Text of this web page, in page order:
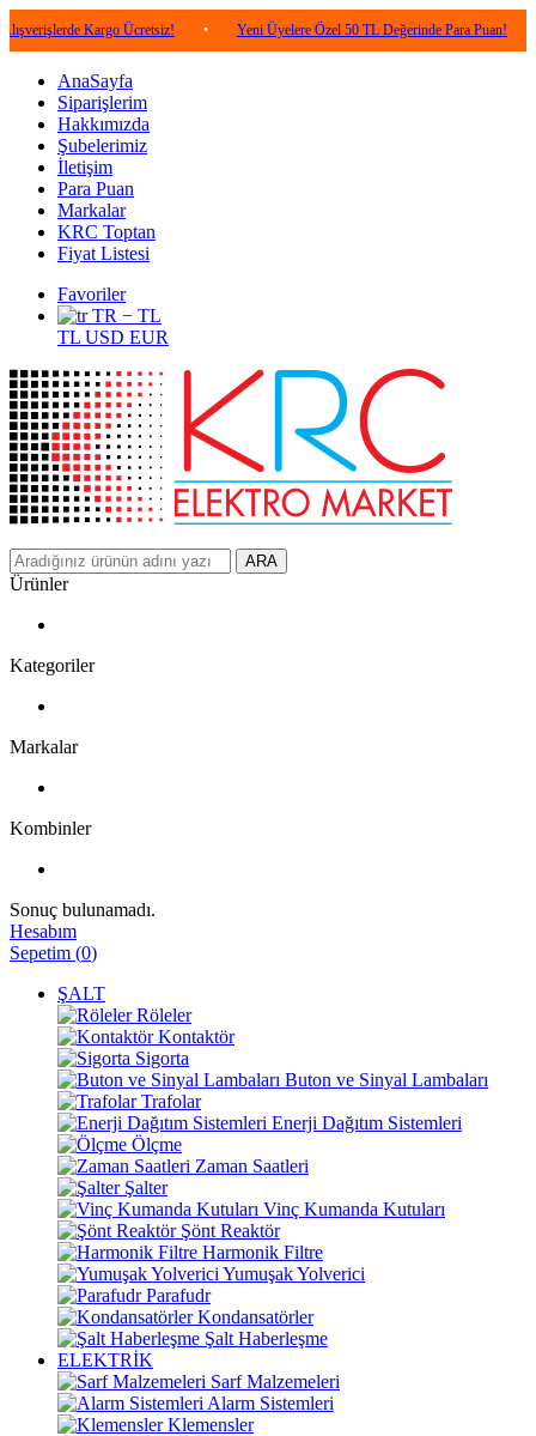
Kargo Ücretsiz! • Yeni Üyelere Özel 50 TL Değerinde Para Puan! •
AnaSayfa
Siparişlerim
Hakkımızda
Şubelerimiz
İletişim
Para Puan
Markalar
KRC Toptan
Fiyat Listesi
Favoriler
TR − TL
TL USD EUR
ARA
Ürünler
Kategoriler
Markalar
Kombinler
Sonuç bulunamadı.
Hesabım
Sepetim (0)
ŞALT
Röleler
Kontaktör
Sigorta
Buton ve Sinyal Lambaları
Trafolar
Enerji Dağıtım Sistemleri
Ölçme
Zaman Saatleri
Şalter
Vinç Kumanda Kutuları
Şönt Reaktör
Harmonik Filtre
Yumuşak Yolverici
Parafudr
Kondansatörler
Şalt Haberleşme
ELEKTRİK
Sarf Malzemeleri
Alarm Sistemleri
Klemensler